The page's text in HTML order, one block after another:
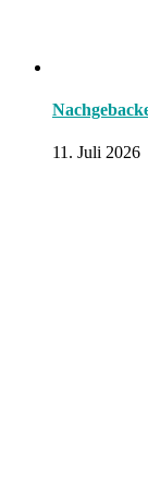
11. Juli 2026